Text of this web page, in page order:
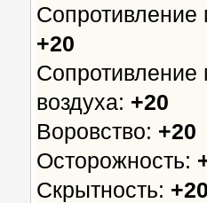
Сопротивление
+20
Сопротивление
воздуха: +20
Воровство: +20
Осторожность:
Скрытность: